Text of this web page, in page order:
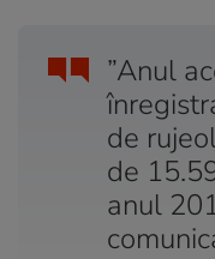
”Anul
de
de
anul